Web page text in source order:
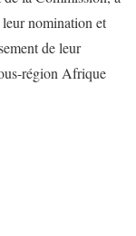
nomination et
de leur
région Afrique